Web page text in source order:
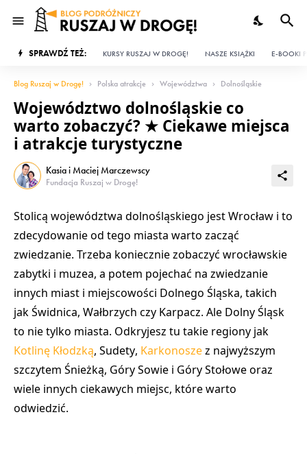
SPRAWDŹ TEŻ: KURSY RUSZAJ W DROGĘ! NASZE KSIĄŻKI E-BOOKI
Blog Ruszaj w Drogę! Polska atrakcje Województwa Dolnośląskie
Województwo dolnośląskie co
warto zobaczyć? ★ Ciekawe miejsca
i atrakcje turystyczne
Kasia i Maciej Marczewscy
Fundacja Ruszaj w Drogę!
Stolicą województwa dolnośląskiego jestWrocław i to
zdecydowanie od tego miasta warto zacząć
zwiedzanie. Trzeba koniecznie zobaczyć wrocławskie
zabytki i muzea, a potem pojechać na zwiedzanie
innych miast i miejscowości Dolnego Śląska, takich
jakŚwidnica, Wałbrzych czy Karpacz. Ale Dolny Śląsk
to nie tylko miasta. Odkryjesz tu takie regiony jak
Kotlinę Kłodzką, Sudety, Karkonoszez najwyższym
szczytem Śnieżką, Góry Sowie i Góry Stołoweoraz
wiele innych ciekawych miejsc, które warto
odwiedzić.